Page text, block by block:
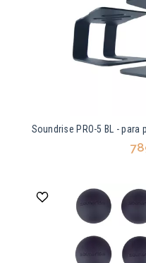
Soundrise PRO-5 BL -